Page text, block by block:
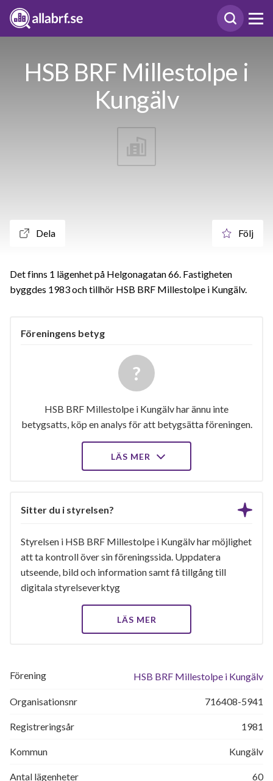
HSB BRF Millestolpe i
Kungälv
Dela Följ
Det finns 1 lägenhet på Helgonagatan 66. Fastigheten
byggdes 1983 och tillhör HSB BRF Millestolpe i Kungälv.
Föreningens betyg
HSB BRF Millestolpe i Kungälv har ännu inte
betygsatts, köp en analys för att betygsätta föreningen.
LÄS MER
Sitter du i styrelsen?
Styrelsen i HSB BRF Millestolpe i Kungälv har möjlighet
att ta kontroll över sin föreningssida. Uppdatera
utseende, bild och information samt få tillgång till
digitala styrelseverktyg
LÄS MER
Förening HSB BRF Millestolpe i Kungälv
Organisationsnr 716408-5941
Registreringsår 1981
Kommun Kungälv
Antal lägenheter 60